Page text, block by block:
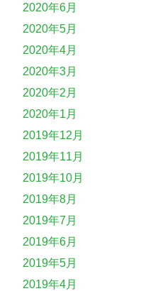
2020年6月
2020年5月
2020年4月
2020年3月
2020年2月
2020年1月
2019年12月
2019年11月
2019年10月
2019年8月
2019年7月
2019年6月
2019年5月
2019年4月